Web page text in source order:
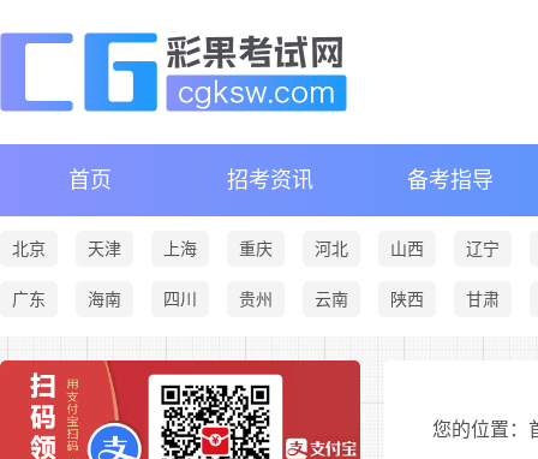
首页 招考资讯 备考指导
北京 天津 上海 重庆 河北 山西 辽宁
广东 海南 四川 贵州 云南 陕西 甘肃
您的位置：